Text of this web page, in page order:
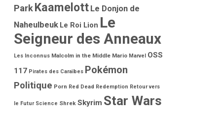
ParkKaamelott Le Donjon de
Naheulbeuk Le Roi Lion Le
Seigneur des Anneaux
Les Inconnus Malcolm in the Middle Mario Marvel OSS
117 Pirates des Caraïbes Pokémon
Politique Porn Red Dead Redemption Retour vers
le Futur Science Shrek Skyrim Star Wars